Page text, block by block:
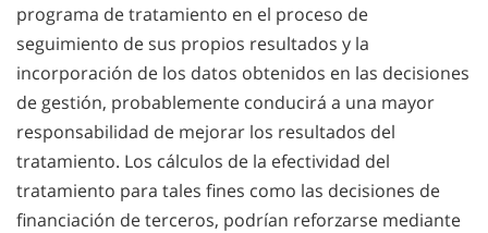
programa de tratamiento en el proceso de
seguimiento de sus propios resultados y la
incorporación de los datos obtenidos en las decisiones
de gestión, probablemente conducirá a una mayor
responsabilidad de mejorar los resultados del
tratamiento. Los cálculos de la efectividad del
tratamiento para tales fines como las decisiones de
financiación de terceros, podrían reforzarse mediante